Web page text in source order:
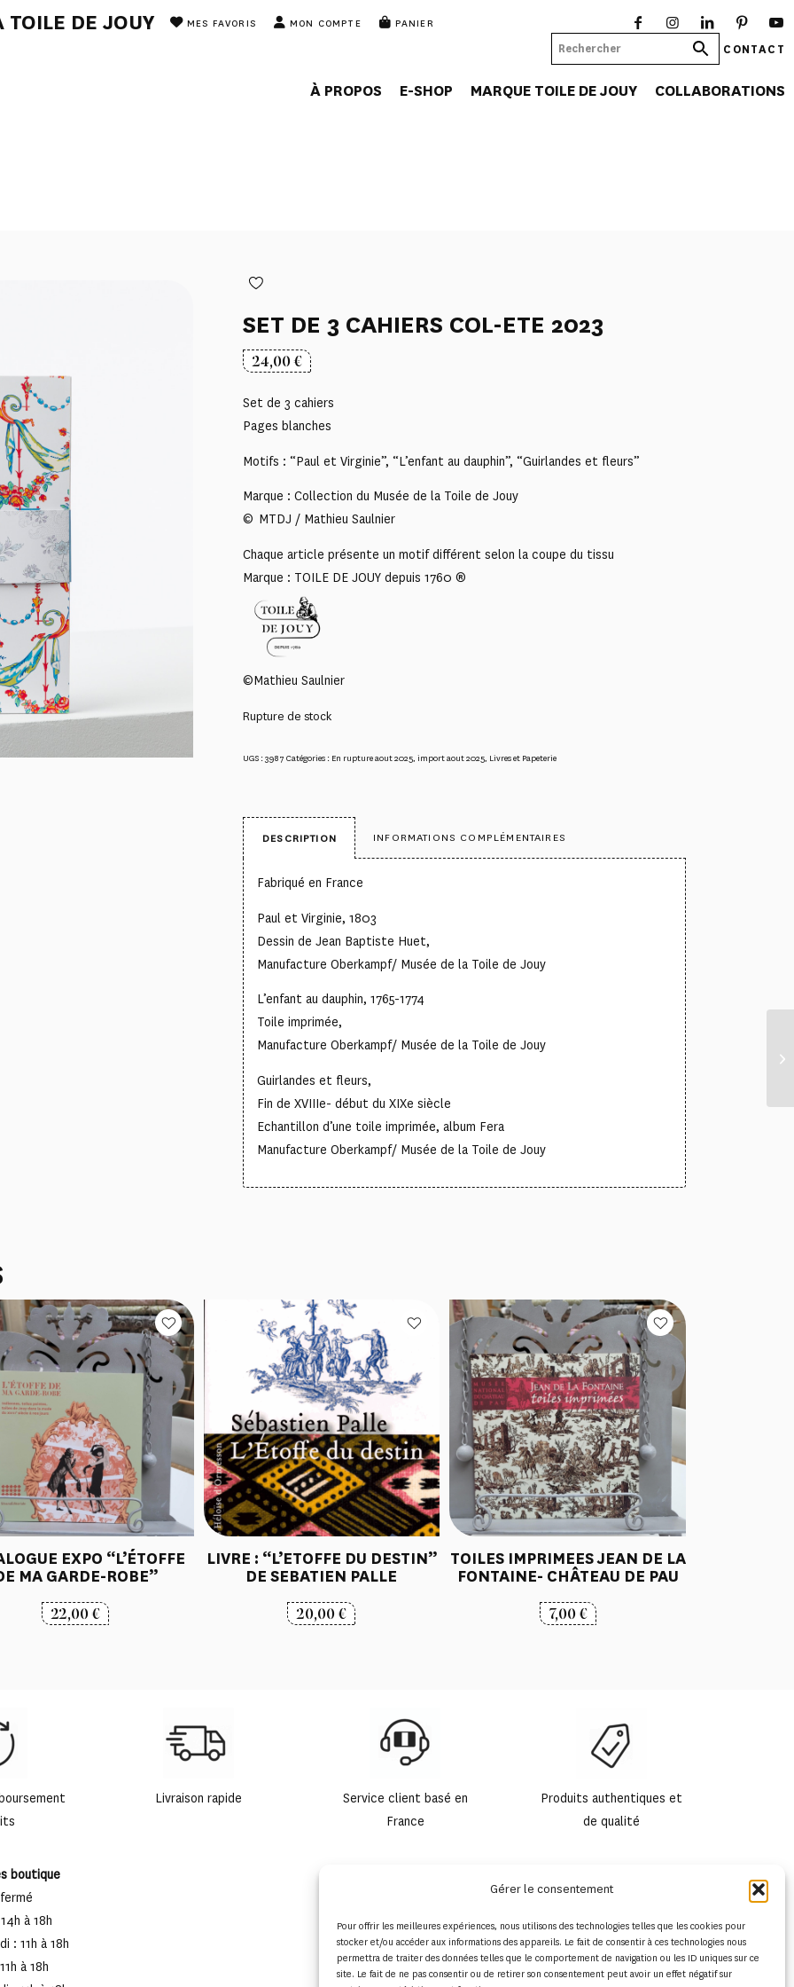
Gérer le consentement
Pour offrir les meilleures expériences, nous utilisons des technologies telles que les cookies pour
stocker et/ou accéder aux informations des appareils. Le fait de consentir à ces technologies nous
permettra de traiter des données telles que le comportement de navigation ou les ID uniques sur ce
site. Le fait de ne pas consentir ou de retirer son consentement peut avoir un effet négatif sur
TOILE DE JOUY MES FAVORIS MON COMPTE PANIER
CONTACT
À PROPOS E-SHOP MARQUE TOILE DE JOUY COLLABORATIONS
SET DE 3 CAHIERS COL-ETE 2023
24,00€
Set de 3 cahiers
Pages blanches
Motifs : “Paul et Virginie”, “L’enfant au dauphin”, “Guirlandes et fleurs”
Marque : Collection du Musée de la Toile de Jouy
© MTDJ / Mathieu Saulnier
Chaque article présente un motif différent selon la coupe du tissu
Marque : TOILE DE JOUY depuis 1760 ®
©Mathieu Saulnier
Rupture de stock
UGS :3987 Catégories : En rupture aout 2025, import aout 2025, Livres et Papeterie
DESCRIPTION INFORMATIONS COMPLÉMENTAIRES
Fabriqué en France
Paul et Virginie, 1803
Dessin de Jean Baptiste Huet,
Manufacture Oberkampf/ Musée de la Toile de Jouy
L’enfant au dauphin, 1765-1774
Toile imprimée,
Manufacture Oberkampf/ Musée de la Toile de Jouy
Guirlandes et fleurs,
Fin de XVIIIe- début du XIXe siècle
Echantillon d’une toile imprimée, album Fera
Manufacture Oberkampf/ Musée de la Toile de Jouy
EXPO “L’ÉTOFFE
MA GARDE-ROBE”
22,00€
LIVRE : “L’ETOFFE DU DESTIN”
DE SEBATIEN PALLE
20,00€
TOILES IMPRIMEES JEAN DE LA
FONTAINE- CHÂTEAU DE PAU
7,00€
Livraison rapide
Service client basé en
France
Produits authentiques et
de qualité
boutique
à 18h
: 11h à 18h
à 18h